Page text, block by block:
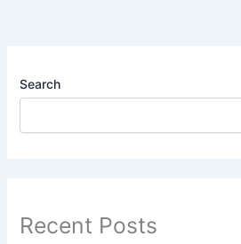
Search
Recent Posts